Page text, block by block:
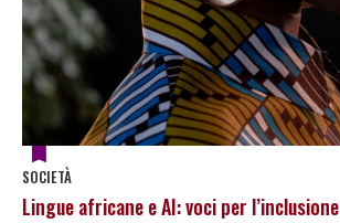
SOCIETÀ
Lingue africane e AI: voci per l’inclusione